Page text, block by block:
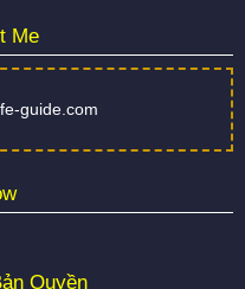
Me
guide.com
Quyền